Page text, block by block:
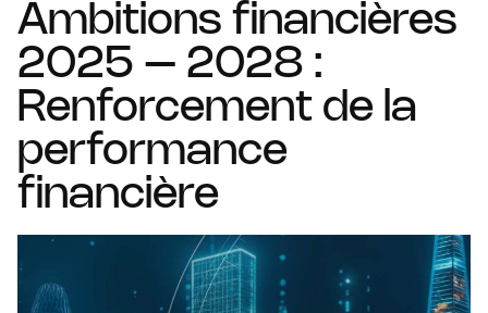
Ambitions financières
2025 – 2028 :
Renforcement de la
performance
financière